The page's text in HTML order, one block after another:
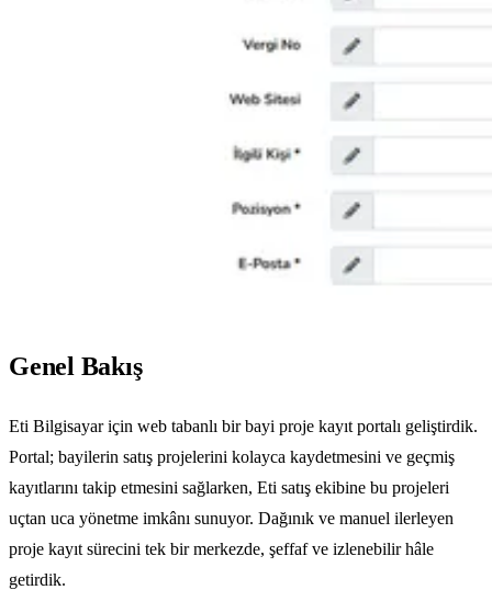
Genel Bakış
Eti Bilgisayar için web tabanlı bir bayi proje kayıt portalı geliştirdik.
Portal; bayilerin satış projelerini kolayca kaydetmesini ve geçmiş
kayıtlarını takip etmesini sağlarken, Eti satış ekibine bu projeleri
uçtan uca yönetme imkânı sunuyor. Dağınık ve manuel ilerleyen
proje kayıt sürecini tek bir merkezde, şeffaf ve izlenebilir hâle
getirdik.